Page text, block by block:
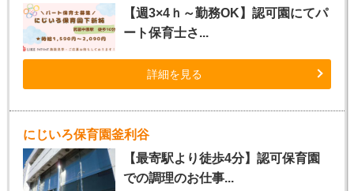
【週3×4ｈ～勤務OK】認可園にてパ
ート保育士さ...
詳細を見る
にじいろ保育園釜利谷
【最寄駅より徒歩4分】認可保育園
での調理のお仕事...